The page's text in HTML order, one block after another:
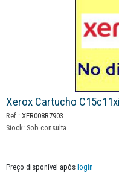
Xerox Cartucho
Ref.: XER008R7903
Stock: Sob consulta
Preço disponível após login